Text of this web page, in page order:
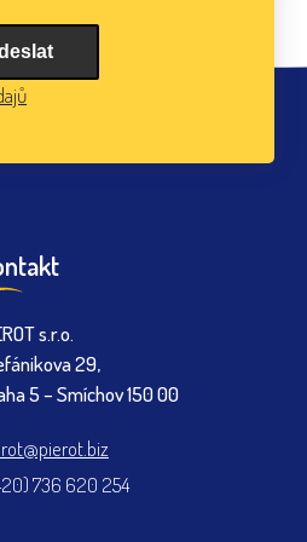
s.r.o.
29,
5 – Smíchov 150 00
736 620 254